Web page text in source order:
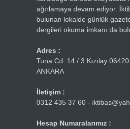
ağırlamaya devam ediyor.
bulunan lokalde günlük
dergileri okuma imkanı da
Adres :
Tuna Cd. 14 / 3 Kızılay
ANKARA
İletişim :
0312 435 37 60 -
Hesap Numaralarımız :